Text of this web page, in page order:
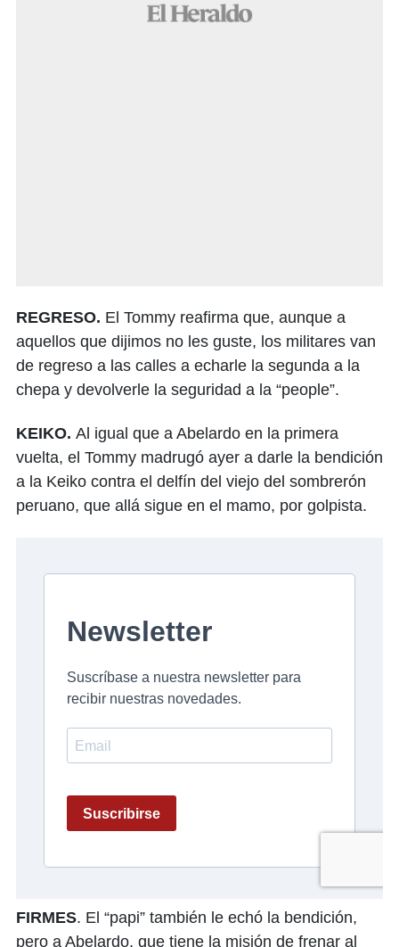
REGRESO. El Tommy reafirma que, aunque a
aquellos que dijimos no les guste, los militares van
de regreso a las calles a echarle la segunda a la
chepa y devolverle la seguridad a la “people”.
KEIKO. Al igual que a Abelardo en la primera
vuelta, el Tommy madrugó ayer a darle la bendición
a la Keiko contra el delfín del viejo del sombrerón
peruano, que allá sigue en el mamo, por golpista.
FIRMES. El “papi” también le echó la bendición,
pero a Abelardo, que tiene la misión de frenar al